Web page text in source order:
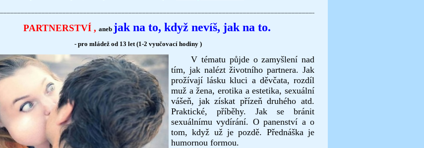
PARTNERSTVÍ , aneb jak na to, když nevíš, jak na to.
- pro mládež od 13 let (1-2 vyučovací hodiny )
V tématu půjde o zamyšlení nad
tím, jak nalézt životního partnera. Jak
prožívají lásku kluci a děvčata, rozdíl
muž a žena, erotika a estetika, sexuální
vášeň, jak získat přízeň druhého atd.
Praktické, příběhy. Jak se bránit
sexuálnímu vydírání. O panenství a o
tom, když už je pozdě. Přednáška je
humornou formou.